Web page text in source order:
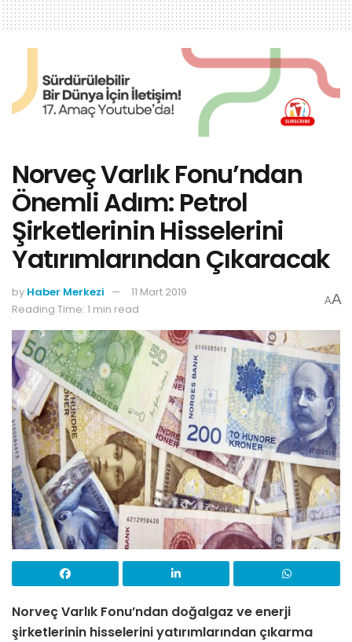
Norveç Varlık Fonu’ndan
Önemli Adım: Petrol
Şirketlerinin Hisselerini
Yatırımlarından Çıkaracak
by Haber Merkezi
11 Mart 2019
Reading Time: 1 min read
AA
Norveç Varlık Fonu’ndan doğalgaz ve enerji
şirketlerinin hisselerini yatırımlarından çıkarma